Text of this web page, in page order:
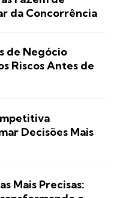
da Concorrência
de Negócio
Riscos Antes de
Decisões Mais
Mais Precisas: